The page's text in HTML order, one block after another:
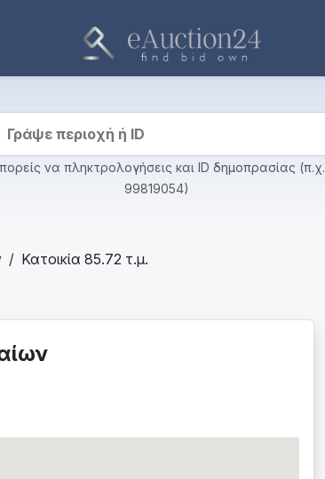
να πληκτρολογήσεις και ID δημοπρασίας (π.χ.
99819054)
Κατοικία 85.72 τ.μ.